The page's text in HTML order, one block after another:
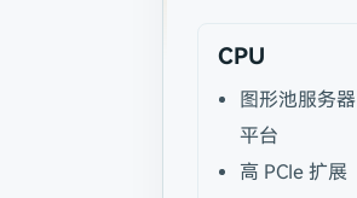
CPU
图形池服务器
平台
高 PCIe 扩展